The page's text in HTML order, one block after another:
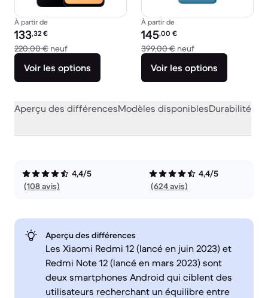
À partir de
Prix reconditionné :
133,32 €
220,00 € neufcontre 220,00 € neuf
Voir les options
À partir de
Prix reconditionné :
145,00 €
399,00 € neufcontre 399,00 €
Voir les options
Aperçu des différencesModèles disponiblesDurabilité
4,4/5
(108 avis)
4,4/5
(624 avis)
Aperçu des différences
Les Xiaomi Redmi 12 (lancé en juin 2023) et
Redmi Note 12 (lancé en mars 2023) sont
deux smartphones Android qui ciblent des
utilisateurs recherchant un équilibre entre